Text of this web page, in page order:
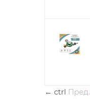
← ctrl Пред.